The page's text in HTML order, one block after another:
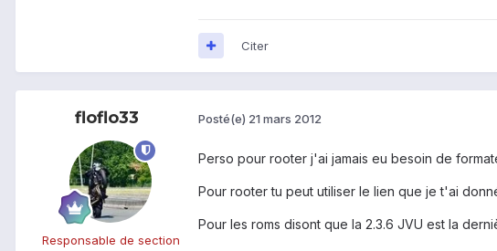
Citer
floflo33
Responsable de section
Posté(e) 21 mars 2012
Perso pour rooter j'ai jamais eu besoin de
Pour rooter tu peut utiliser le lien que je t'ai
Pour les roms disont que la 2.3.6 JVU est la